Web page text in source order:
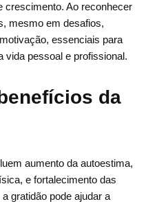
crescimento. Ao reconhecer
mesmo em desafios,
essenciais para
vida pessoal e profissional.
da
aumento da autoestima,
e fortalecimento das
gratidão pode ajudar a